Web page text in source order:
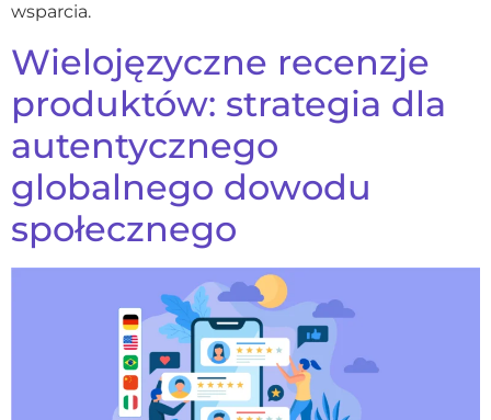
wsparcia.
Wielojęzyczne recenzje
produktów: strategia dla
autentycznego
globalnego dowodu
społecznego